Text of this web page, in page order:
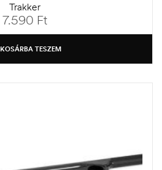
Trakker
7.590 Ft
KOSÁRBA TESZEM